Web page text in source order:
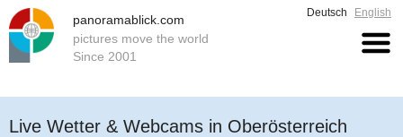
panoramablick.com
pictures move the world
Since 2001
Deutsch English
Live Wetter & Webcams in Oberösterreich